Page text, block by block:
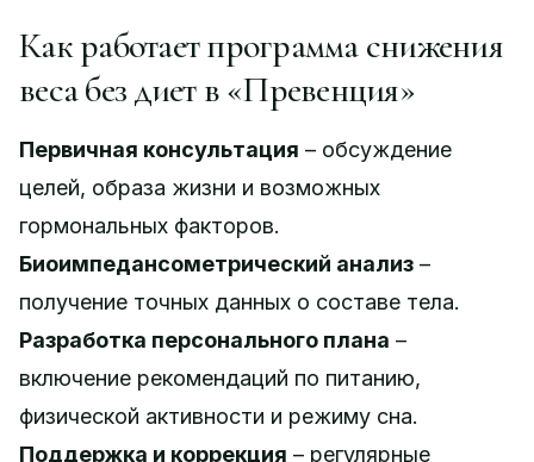
Как работает программа снижения
веса без диет в «Превенция»
Первичная консультация – обсуждение
целей, образа жизни и возможных
гормональных факторов.
Биоимпедансометрический анализ –
получение точных данных о составе тела.
Разработка персонального плана –
включение рекомендаций по питанию,
физической активности и режиму сна.
Поддержка и коррекция – регулярные